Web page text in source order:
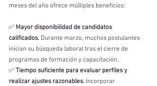
meses del año ofrece múltiples beneficios:
✅ Mayor disponibilidad de candidatos
calificados. Durante marzo, muchos postulantes
inician su búsqueda laboral tras el cierre de
programas de formación y capacitación.
✅ Tiempo suficiente para evaluar perfiles y
realizar ajustes razonables. Incorporar